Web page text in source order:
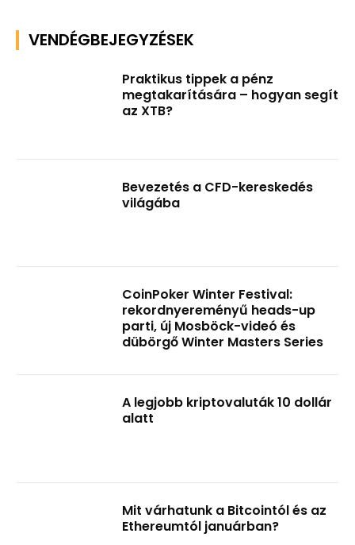
VENDÉGBEJEGYZÉSEK
Praktikus tippek a pénz
megtakarítására – hogyan segít
az XTB?
Bevezetés a CFD-kereskedés
világába
CoinPoker Winter Festival:
rekordnyereményű heads-up
parti, új Mosböck-videó és
dübörgő Winter Masters Series
A legjobb kriptovaluták 10 dollár
alatt
Mit várhatunk a Bitcointól és az
Ethereumtól januárban?